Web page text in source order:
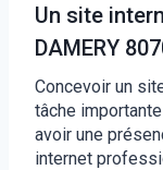
Un site
DAMERY
Concevoir un
tâche
avoir une
internet